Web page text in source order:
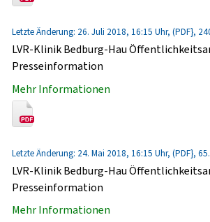
Letzte Änderung: 26. Juli 2018, 16:15 Uhr, (PDF},
LVR-Klinik Bedburg-Hau
Presseinformation
Mehr Informationen
Letzte Änderung: 24. Mai 2018, 16:15 Uhr, (PDF},
LVR-Klinik Bedburg-Hau
Presseinformation
Mehr Informationen